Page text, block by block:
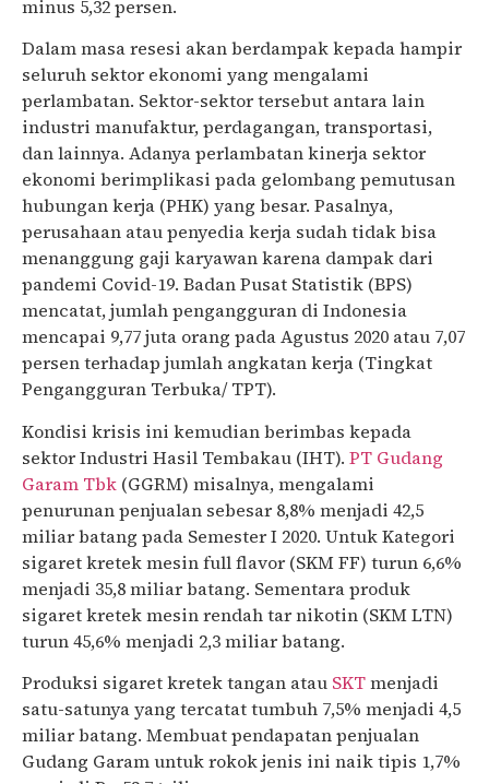
minus 5,32 persen.
Dalam masa resesi akan berdampak kepada hampir
seluruh sektor ekonomi yang mengalami
perlambatan. Sektor-sektor tersebut antara lain
industri manufaktur, perdagangan, transportasi,
dan lainnya. Adanya perlambatan kinerja sektor
ekonomi berimplikasi pada gelombang pemutusan
hubungan kerja (PHK) yang besar. Pasalnya,
perusahaan atau penyedia kerja sudah tidak bisa
menanggung gaji karyawan karena dampak dari
pandemi Covid-19. Badan Pusat Statistik (BPS)
mencatat, jumlah pengangguran di Indonesia
mencapai 9,77 juta orang pada Agustus 2020 atau 7,07
persen terhadap jumlah angkatan kerja (Tingkat
Pengangguran Terbuka/ TPT).
Kondisi krisis ini kemudian berimbas kepada
sektor Industri Hasil Tembakau (IHT). PT Gudang
Garam Tbk (GGRM) misalnya, mengalami
penurunan penjualan sebesar 8,8% menjadi 42,5
miliar batang pada Semester I 2020. Untuk Kategori
sigaret kretek mesin full flavor (SKM FF) turun 6,6%
menjadi 35,8 miliar batang. Sementara produk
sigaret kretek mesin rendah tar nikotin (SKM LTN)
turun 45,6% menjadi 2,3 miliar batang.
Produksi sigaret kretek tangan atau SKTmenjadi
satu-satunya yang tercatat tumbuh 7,5% menjadi 4,5
miliar batang. Membuat pendapatan penjualan
Gudang Garam untuk rokok jenis ini naik tipis 1,7%